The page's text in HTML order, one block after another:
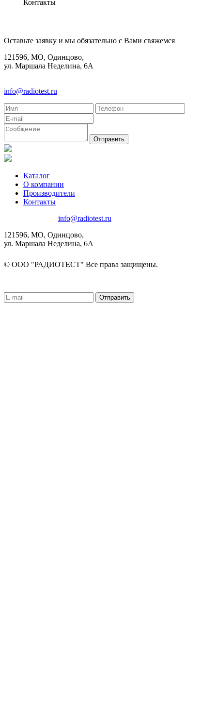
Контакты
Оставьте заявку и мы обязательно с Вами свяжемся
121596, МО, Одинцово,
ул. Маршала Неделина, 6А
info@radiotest.ru
Каталог
О компании
Производители
Контакты
info@radiotest.ru
121596, МО, Одинцово,
ул. Маршала Неделина, 6А
© ООО "РАДИОТЕСТ" Все права защищены.